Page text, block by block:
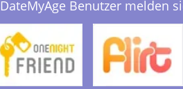
DateMyAge Benutzer melden